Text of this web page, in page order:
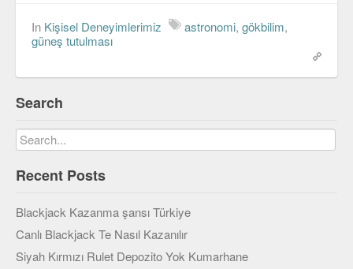
Güvenlik
Android
OS
MongoDB
In Kişisel Deneyimlerimiz astronomi, gökbilim,
güneş tutulması
Search
Recent Posts
Blackjack Kazanma şansı Türkiye
Canlı Blackjack Te Nasıl Kazanılır
Siyah Kırmızı Rulet Depozito Yok Kumarhane